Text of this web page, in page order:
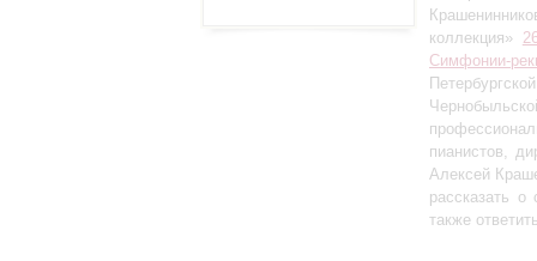
коллекция»
Симфонии-
пианистов,
Алексей
рассказать
также